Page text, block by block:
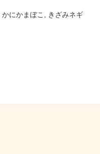
にかまぼこ, きざみネギ